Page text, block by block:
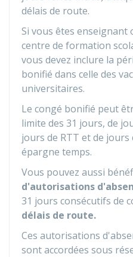
délais de route.
Si vous êtes enseignant
centre de formation
vous devez inclure la
bonifié dans celle des
universitaires.
Le congé bonifié peut
limite des 31 jours, de
jours de RTT et de
épargne temps.
Vous pouvez aussi
d'autorisations
31 jours consécutifs de
délais de route.
Ces autorisations
sont accordées sous